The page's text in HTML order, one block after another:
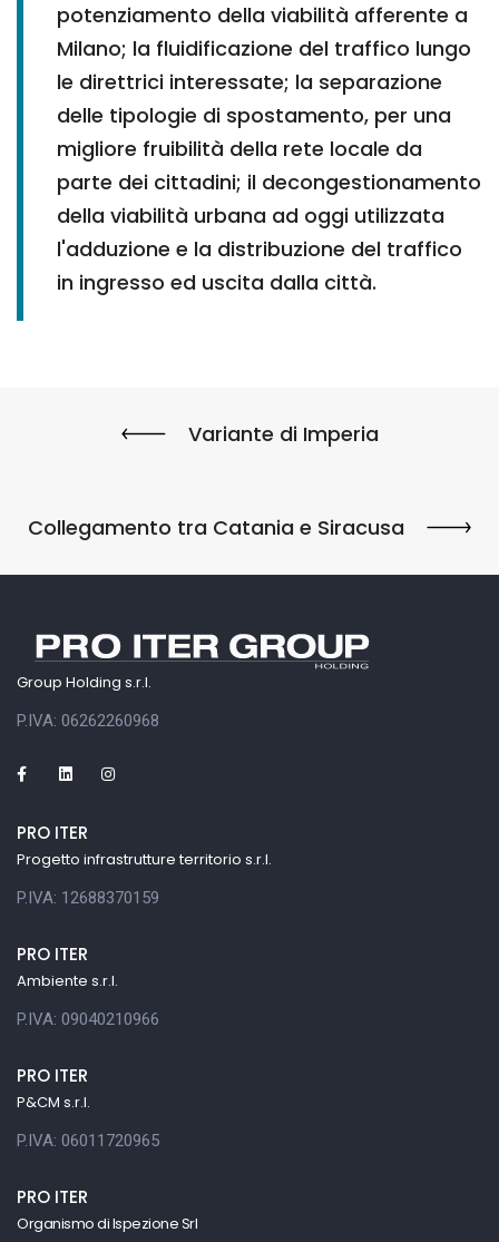
potenziamento della viabilità afferente a
Milano; la fluidificazione del traffico lungo
le direttrici interessate; la separazione
delle tipologie di spostamento, per una
migliore fruibilità della rete locale da
parte dei cittadini; il decongestionamento
della viabilità urbana ad oggi utilizzata
l'adduzione e la distribuzione del traffico
in ingresso ed uscita dalla città.
Variante di Imperia
Collegamento tra Catania e Siracusa
Group Holding s.r.l.
P.IVA: 06262260968
PRO ITER
Progetto infrastrutture territorio s.r.l.
P.IVA: 12688370159
PRO ITER
Ambiente s.r.l.
P.IVA: 09040210966
PRO ITER
P&CM s.r.l.
P.IVA: 06011720965
PRO ITER
Organismo di Ispezione Srl